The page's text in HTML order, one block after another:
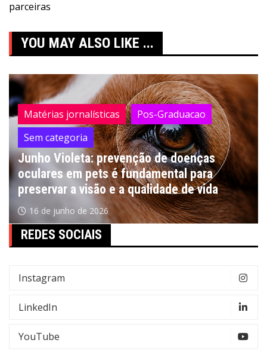
parceiras
YOU MAY ALSO LIKE ...
Matérias jornalísticas
Pos-Graduacao
Sem categoria
Junho Violeta: prevenção de doenças
oculares em pets é fundamental para
preservar a visão e a qualidade de vida
16 de junho de 2026
REDES SOCIAIS
Instagram
LinkedIn
YouTube